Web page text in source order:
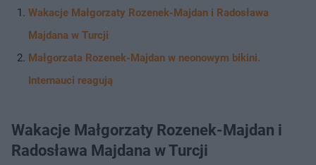
Wakacje Małgorzaty Rozenek-Majdan i Radosława
Majdana w Turcji
Małgorzata Rozenek-Majdan w neonowym bikini.
Internauci reagują
Wakacje Małgorzaty Rozenek-Majdan i
Radosława Majdana w Turcji